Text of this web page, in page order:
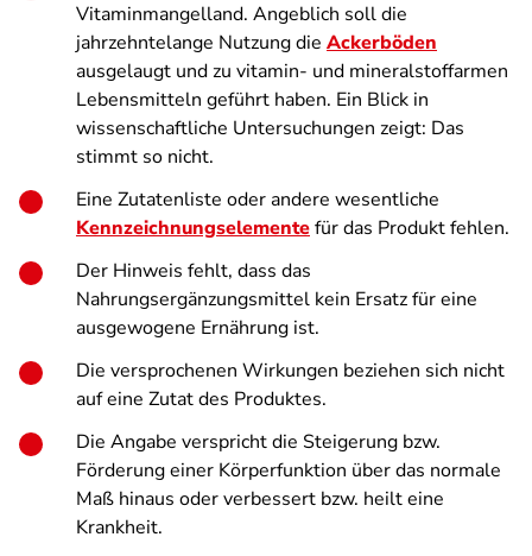
Vitaminmangelland. Angeblich soll die
jahrzehntelange Nutzung die Ackerböden
ausgelaugt und zu vitamin- und mineralstoffarmen
Lebensmitteln geführt haben. Ein Blick in
wissenschaftliche Untersuchungen zeigt: Das
stimmt so nicht.
Eine Zutatenliste oder andere wesentliche
Kennzeichnungselementefür das Produkt fehlen.
Der Hinweis fehlt, dass das
Nahrungsergänzungsmittel kein Ersatz für eine
ausgewogene Ernährung ist.
Die versprochenen Wirkungen beziehen sich nicht
auf eine Zutat des Produktes.
Die Angabe verspricht die Steigerung bzw.
Förderung einer Körperfunktion über das normale
Maß hinaus oder verbessert bzw. heilt eine
Krankheit.